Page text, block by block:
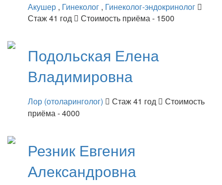
Акушер , Гинеколог , Гинеколог-эндокринолог
Стаж 41 год
Стоимость приёма - 1500
Подольская Елена
Владимировна
Лор (отоларинголог) Стаж 41 год
Стоимость
приёма - 4000
Резник Евгения
Александровна